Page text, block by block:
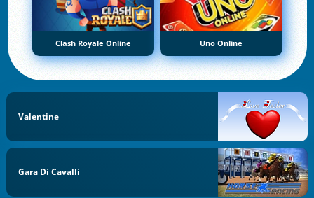
Clash Royale Online Uno Online
Valentine
Gara Di Cavalli